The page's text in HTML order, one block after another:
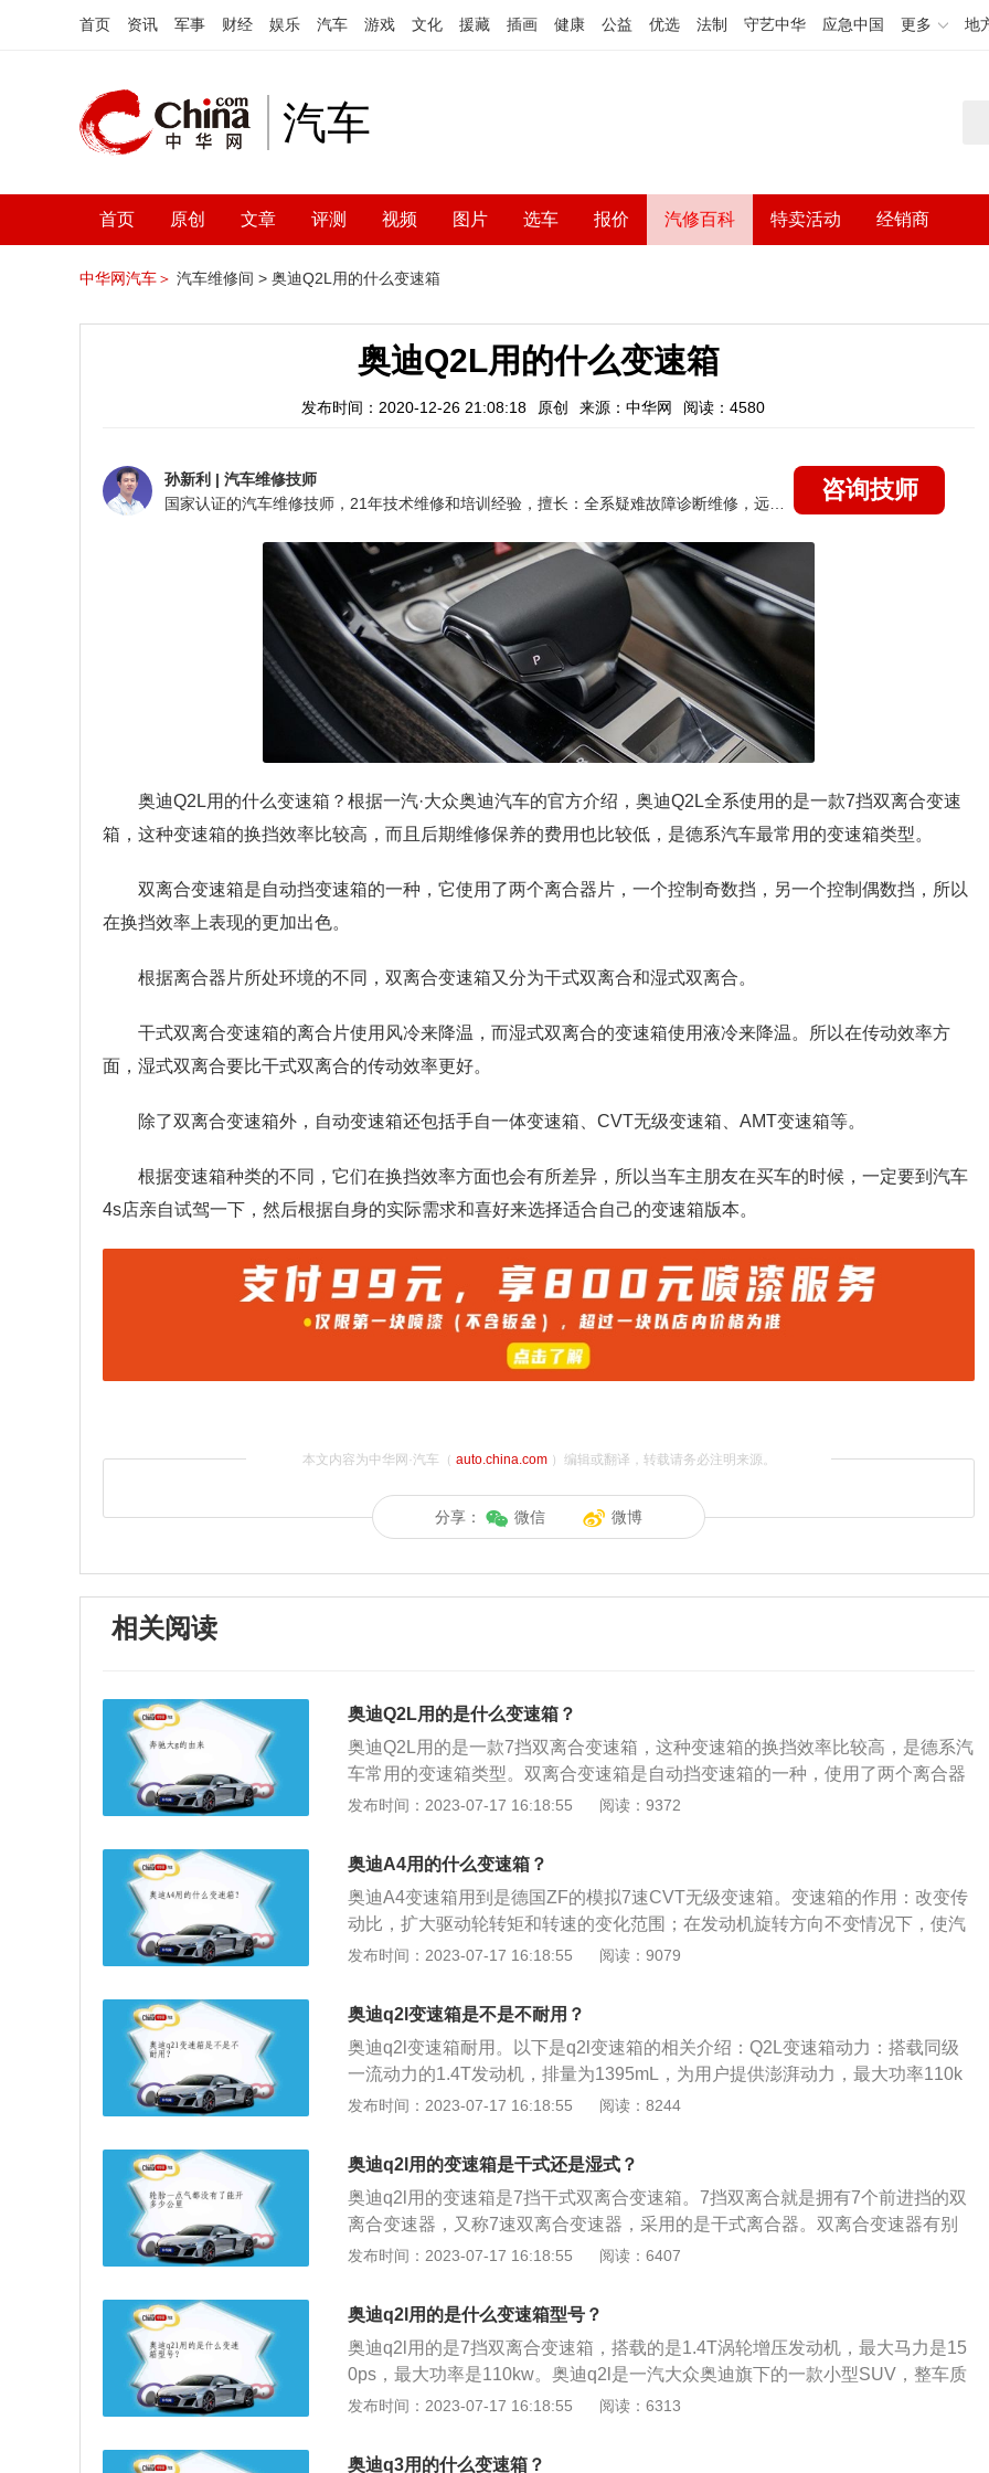
首页 资讯 军事 财经 娱乐 汽车 游戏 文化 援藏 插画 健康 公益 优选 法制 守艺中华 应急中国 更多 地
汽车
首页 原创 文章 评测 视频 图片 选车 报价 汽修百科 特卖活动 经销商
中华网汽车＞ 汽车维修间 > 奥迪Q2L用的什么变速箱
奥迪Q2L用的什么变速箱
发布时间：2020-12-26 21:08:18 原创 来源：中华网 阅读：4580
孙新利 | 汽车维修技师
咨询技师
奥迪Q2L用的什么变速箱？ 根据一汽·大众奥迪汽车的官方介绍，奥迪Q2L全系使用的是一款7挡双离合变速
箱，这种变速箱的换挡效率比较高，而且后期维修保养的费用也比较低，是德系汽车最常用的变速箱类型。
双离合变速箱是自动挡变速箱的一种，它使用了两个离合器片，一个控制奇数挡，另一个控制偶数挡，所以
在换挡效率上表现的更加出色。
根据离合器片所处环境的不同，双离合变速箱又分为干式双离合和湿式双离合。
干式双离合变速箱的离合片使用风冷来降温，而湿式双离合的变速箱使用液冷来降温。所以在传动效率方
面，湿式双离合要比干式双离合的传动效率更好。
除了双离合变速箱外，自动变速箱还包括手自一体变速箱、CVT无级变速箱、AMT变速箱等。
根据变速箱种类的不同，它们在换挡效率方面也会有所差异，所以当车主朋友在买车的时候，一定要到汽车
4s店亲自试驾一下，然后根据自身的实际需求和喜好来选择适合自己的变速箱版本。
本文内容为中华网·汽车（ auto.china.com）编辑或翻译，转载请务必注明来源。
分享： 微信 微博
相关阅读
奥迪Q2L用的是什么变速箱？
奥迪Q2L用的是一款7挡双离合变速箱，这种变速箱的换挡效率比较高，是德系汽
车常用的变速箱类型。双离合变速箱是自动挡变速箱的一种，使用了两个离合器
片，一个控制奇数挡，另一个控制偶数挡，所以在换挡效率上表现得更加出色。
干式双离合变速箱的离合片使用风冷来降温，湿式双离合的变速箱使用液冷来降
温。在传动效率方面，湿式双离合要比干式双离合的传动效率更好。除了双离合
变速箱外，自动变速箱还包括手自一体变速箱、CVT无级变速箱、AMT变速箱
等。奥迪Q2L车身尺寸长宽高分别为4190mm、1790mm、1510mm、轴距为260
0mm，其定位为一款小型SUV。
发布时间：2023-07-17 16:18:55 阅读：9372
奥迪A4用的什么变速箱？
奥迪A4变速箱用到是德国ZF的模拟7速CVT无级变速箱。变速箱的作用：改变传
动比，扩大驱动轮转矩和转速的变化范围；在发动机旋转方向不变情况下，使汽
车能倒退行驶。变速箱又称变速器，是用来改变来自发动机的转速和转矩的机
常检查自动变速箱油液位是否正常；掌握好更换自动变速箱油的周期；正确地更
换变速箱油。
发布时间：2023-07-17 16:18:55 阅读：9079
奥迪q2l变速箱是不是不耐用？
奥迪q2l变速箱耐用。以下是q2l变速箱的相关介绍：Q2L变速箱动力：搭载同级
一流动力的1.4T发动机，排量为1395mL，为用户提供澎湃动力，最大功率110k
W/5000-6000rpm，最大扭矩250Nm/1500-3500rpm，搭配7速双离合变速箱。Q
于同级车型，Q2L动力不仅可以胜任平日的通勤、全家的出游，还可以满足跑山
需求。
发布时间：2023-07-17 16:18:55 阅读：8244
奥迪q2l用的变速箱是干式还是湿式？
奥迪q2l用的变速箱是7挡干式双离合变速箱。7挡双离合就是拥有7个前进挡的双
离合变速器，又称7速双离合变速器，采用的是干式离合器。双离合变速器有别
于一般的自动变速器系统，它既属于手动变速器而又属于自动变速器，除了拥有
迪q2l用的是大众提供的变速箱。大众汽车集团在全球建有68家全资和参股企业，
业务领域包括汽车的研发、生产、销售、物流、服务、汽车零部件、汽车租赁、
金融服务、汽车保险、银行、IT服务等。奥迪q2l的变速箱在日常使用中，要注意
以下几点：不可长时间不更换变速箱油。长时间不更换变速箱油会导致变速箱内
轴承、壳体等部件的损坏；避免长时间空挡滑行。在驾驶手动挡车型时，很多“老
过热、再次挂入D挡时会产生一定冲击；切忌在没停稳时挂入D/R挡。很多司机为
发布时间：2023-07-17 16:18:55 阅读：6407
奥迪q2l用的是什么变速箱型号？
奥迪q2l用的是7挡双离合变速箱，搭载的是1.4T涡轮增压发动机，最大马力是15
0ps，最大功率是110kw。奥迪q2l是一汽大众奥迪旗下的一款小型SUV，整车质
保是三年或10万公里。悬架系统方面，该车的前悬架是麦弗逊式独立悬架，后悬
别是4236毫米、1785毫米、1548毫米，车身类型是5门5座SUV。
发布时间：2023-07-17 16:18:55 阅读：6313
奥迪q3用的什么变速箱？